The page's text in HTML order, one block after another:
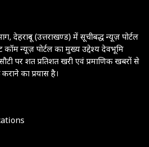
देहरादून (उत्तराखण्ड) में सूचीबद्ध न्यूज़ पोर्टल
कॉम न्यूज़ पोर्टल का मुख्य उद्देश्य देवभूमि
पर शत प्रतिशत खरी एवं प्रमाणिक खबरों से
का प्रयास है।